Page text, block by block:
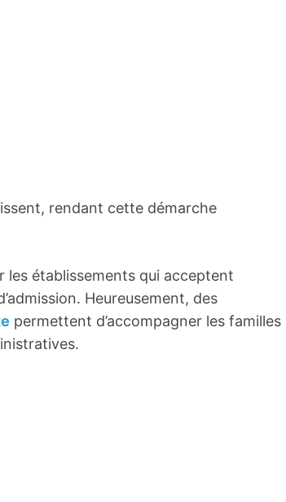
rendant cette démarche
les établissements qui acceptent
Heureusement, des
permettent d’accompagner les familles